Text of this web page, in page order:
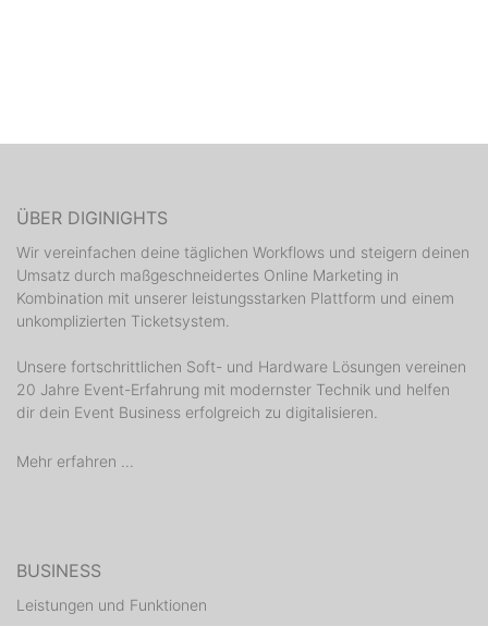
ÜBER DIGINIGHTS
Wir vereinfachen deine täglichen Workflows und steigern deinen
Umsatz durch maßgeschneidertes Online Marketing in
Kombination mit unserer leistungsstarken Plattform und einem
unkomplizierten Ticketsystem.
Unsere fortschrittlichen Soft- und Hardware Lösungen vereinen
20 Jahre Event-Erfahrung mit modernster Technik und helfen
dir dein Event Business erfolgreich zu digitalisieren.
Mehr erfahren ...
BUSINESS
Leistungen und Funktionen